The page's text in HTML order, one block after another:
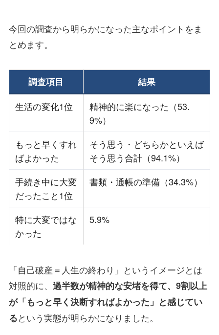
今回の調査から明らかになった主なポイントをま
とめます。
調査項目
結果
生活の変化1位
精神的に楽になった（53.
9%）
もっと早くすれ
ばよかった
そう思う・どちらかといえば
そう思う合計（94.1%）
手続き中に大変
だったこと1位
書類・通帳の準備（34.3%）
特に大変ではな
かった
5.9%
「自己破産＝人生の終わり」というイメージとは
対照的に、 過半数が精神的な安堵を得て、9割以上
が「もっと早く決断すればよかった」と感じてい
るという実態が明らかになりました。